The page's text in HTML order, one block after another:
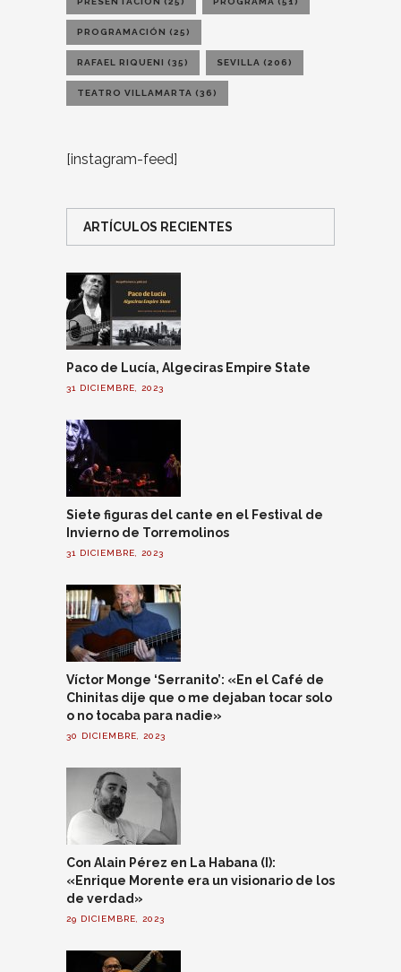
PROGRAMACIÓN (25)
RAFAEL RIQUENI (35) SEVILLA (206)
TEATRO VILLAMARTA (36)
[instagram-feed]
ARTÍCULOS RECIENTES
Paco de Lucía, Algeciras Empire State
31 DICIEMBRE, 2023
Siete figuras del cante en el Festival de
Invierno de Torremolinos
31 DICIEMBRE, 2023
Víctor Monge ‘Serranito’: «En el Café de
Chinitas dije que o me dejaban tocar solo
o no tocaba para nadie»
30 DICIEMBRE, 2023
Con Alain Pérez en La Habana (I):
«Enrique Morente era un visionario de los
de verdad»
29 DICIEMBRE, 2023